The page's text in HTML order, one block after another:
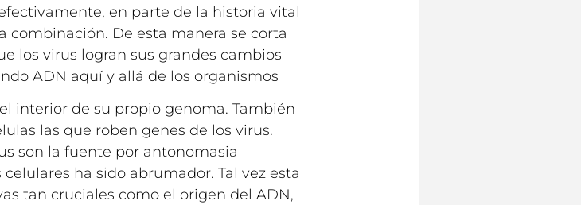
en parte de la historia vital
combinación. De esta manera se corta
los virus logran sus grandes cambios
ADN aquí y allá de los organismos
interior de su propio genoma. También
las que roben genes de los virus.
son la fuente por antonomasia
ha sido abrumador. Tal vez esta
tan cruciales como el origen del ADN,